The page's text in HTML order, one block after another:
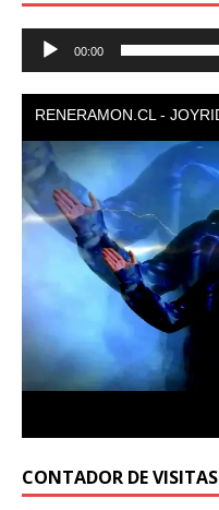
Reproductor
00:00
CONTADOR DE VISITAS